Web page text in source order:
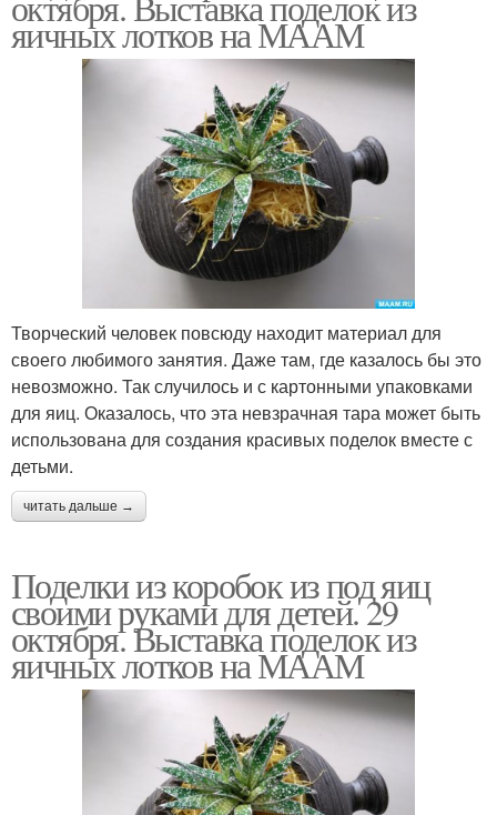
яичных лотков на МААМ
Творческий человек повсюду находит материал для
своего любимого занятия. Даже там, где казалось бы это
невозможно. Так случилось и с картонными упаковками
для яиц. Оказалось, что эта невзрачная тара может быть
использована для создания красивых поделок вместе с
детьми.
читать дальше →
Поделки из коробок из под яиц
своими руками для детей. 29
октября. Выставка поделок из
яичных лотков на МААМ